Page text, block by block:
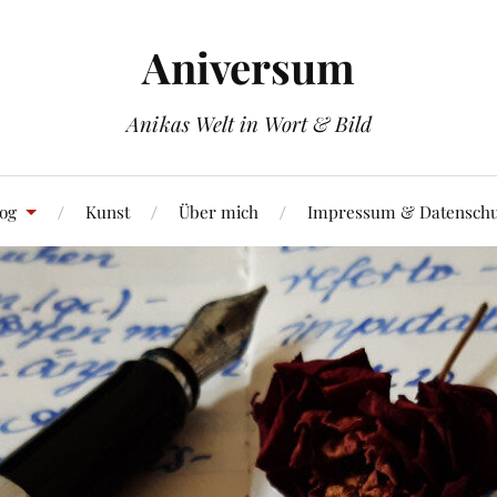
Aniversum
Anikas Welt in Wort & Bild
Kunst Über mich Impressum &